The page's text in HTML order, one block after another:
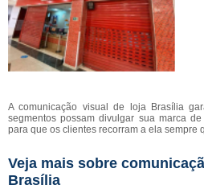
A comunicação visual de loja Brasília
segmentos possam divulgar sua marca
para que os clientes recorram a ela sempre
Veja mais sobre
Brasília